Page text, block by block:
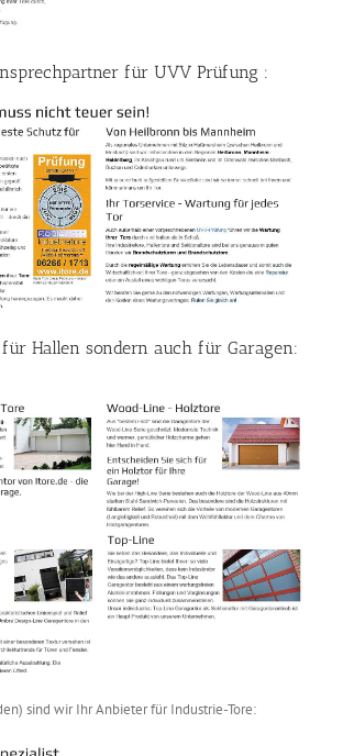
für UVV Prüfung :
Hallen sondern auch für Garagen:
sind wir Ihr Anbieter für Industrie-Tore: